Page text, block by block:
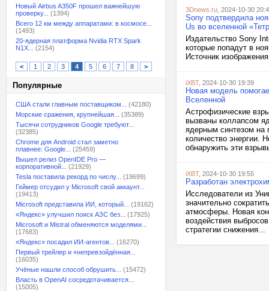
Новый Airbus A350F прошел важнейшую
проверку...
(1394)
Всего 12 км между аппаратами: в космосе...
(1493)
20-ядерная платформа Nvidia RTX Spark
N1X...
(2154)
< 1 2 3 4 5 6 7 8 >
Популярные
США стали главным поставщиком...
(42180)
Морские сражения, крупнейшая...
(35389)
Тысячи сотрудников Google требуют...
(32385)
Chrome для Android стал заметно
плавнее: Google...
(25459)
Вышел релиз OpenIDE Pro —
корпоративной...
(21929)
Tesla поставила рекорд по числу...
(19699)
Геймер отсудил у Microsoft свой аккаунт...
(19413)
Microsoft представила ИИ, который...
(19162)
«Яндекс» улучшил поиск АЗС без...
(17925)
Microsoft и Mistral обменяются моделями...
(17683)
«Яндекс» посадил ИИ-агентов...
(16270)
Первый трейлер и «непревзойдённая...
(16035)
Учёные нашли способ обрушить...
(15472)
Власть в OpenAI сосредотачивается...
(15005)
3Dnews.ru , 2024-10-30
Sony подтвердила
Us во вселенной
Издательство Sony
которые попадут в
Источник
iXBT, 2024-10-30 19:39
Новая модель
Вселенной
Астрофизические
вызваны коллапсом
ядерным синтезом на
количество энергии.
обнаружить эти
iXBT, 2024-10-30 19:55
Разработан
Исследователи из
значительно
атмосферы. Новая
воздействия
стратегии снижения...